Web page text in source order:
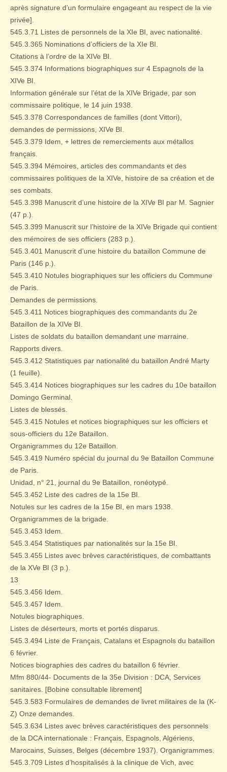
après signature d’un formulaire engageant au respect de la vie
privée].
545.3.71 Listes de personnels de la XIe BI, avec nationalité.
545.3.365 Nominations d’officiers de la XIe BI.
Citations à l’ordre de la XIVe BI.
545.3.374 Informations biographiques sur 4 Espagnols de la
XIVe BI.
Information générale sur l’état de la XIVe Brigade, par son
commissaire politique, le 14 juin 1938.
545.3.378 Correspondances de familles (dont Vittori),
demandes de permissions, XIVe BI.
545.3.379 Idem, + lettres de remerciements aux métallos
français.
545.3.394 Mémoires, articles des commandants et des
commissaires politiques de la XIVe, histoire de sa création et de
ses combats.
545.3.398 Manuscrit d’une histoire de la XIVe BI par M. Sagnier
(47 p.).
545.3.399 Manuscrit sur l’histoire de la XIVe Brigade qui contient
des mémoires de ses officiers (283 p.).
545.3.401 Manuscrit d’une histoire du bataillon Commune de
Paris (146 p.).
545.3.410 Notules biographiques sur les officiers du Commune
de Paris.
Demandes de permissions.
545.3.411 Notices biographiques des commandants du 2e
Bataillon de la XIVe BI.
Listes de soldats du bataillon demandant une marraine.
Rapports divers.
545.3.412 Statistiques par nationalité du bataillon André Marty
(1 feuille).
545.3.414 Notices biographiques sur les cadres du 10e bataillon
Domingo Germinal.
Listes de blessés.
545.3.415 Notules et notices biographiques sur les officiers et
sous-officiers du 12e Bataillon.
Organigrammes du 12e Bataillon.
545.3.419 Numéro spécial du journal du 9e Bataillon Commune
de Paris.
Unidad, n° 21, journal du 9e Bataillon, ronéotypé.
545.3.452 Liste des cadres de la 15e BI.
Notules sur les cadres de la 15e BI, en mars 1938.
Organigrammes de la brigade.
545.3.453 Idem.
545.3.454 Statistiques par nationalités sur la 15e BI.
545.3.455 Listes avec brèves caractéristiques, de combattants
de la XVe BI (3 p.).
13
545.3.456 Idem.
545.3.457 Idem.
Notules biographiques.
Listes de déserteurs, morts et portés disparus.
545.3.494 Liste de Français, Catalans et Espagnols du bataillon
6 février.
Notices biographies des cadres du bataillon 6 février.
Mfm 880/44- Documents de la 35e Division : DCA, Services
sanitaires. [Bobine consultable librement]
545.3.583 Formulaires de demandes de livret militaires de la (K-
Z) Onze demandes.
545.3.634 Listes avec brèves caractéristiques des personnels
de la DCA internationale : Français, Espagnols, Algériens,
Marocains, Suisses, Belges (décembre 1937). Organigrammes.
545.3.709 Listes d’hospitalisés à la clinique de Vich, avec